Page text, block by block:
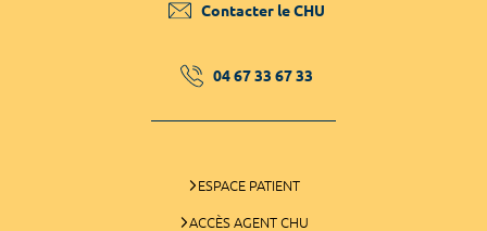
Contacter le CHU
04 67 33 67 33
ESPACE PATIENT
ACCÈS AGENT CHU